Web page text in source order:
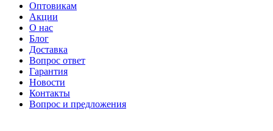
Оптовикам
Акции
О нас
Блог
Доставка
Вопрос ответ
Гарантия
Новости
Контакты
Вопрос и предложения